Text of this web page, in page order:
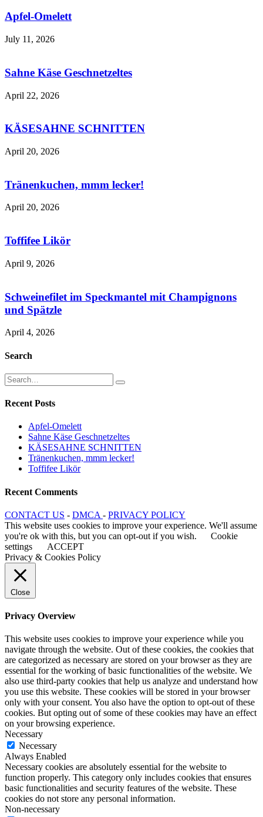
Apfel-Omelett
July 11, 2026
Sahne Käse Geschnetzeltes
April 22, 2026
KÄSESAHNE SCHNITTEN
April 20, 2026
Tränenkuchen, mmm lecker!
April 20, 2026
Toffifee Likör
April 9, 2026
Schweinefilet im Speckmantel mit Champignons
und Spätzle
April 4, 2026
Search
Recent Posts
Apfel-Omelett
Sahne Käse Geschnetzeltes
KÄSESAHNE SCHNITTEN
Tränenkuchen, mmm lecker!
Toffifee Likör
Recent Comments
CONTACT US - DMCA - PRIVACY POLICY
This website uses cookies to improve your experience. We'll assume
you're ok with this, but you can opt-out if you wish.
Cookie
settings
ACCEPT
Privacy & Cookies Policy
Close
Privacy Overview
This website uses cookies to improve your experience while you
navigate through the website. Out of these cookies, the cookies that
are categorized as necessary are stored on your browser as they are
essential for the working of basic functionalities of the website. We
also use third-party cookies that help us analyze and understand how
you use this website. These cookies will be stored in your browser
only with your consent. You also have the option to opt-out of these
cookies. But opting out of some of these cookies may have an effect
on your browsing experience.
Necessary
Necessary
Always Enabled
Necessary cookies are absolutely essential for the website to
function properly. This category only includes cookies that ensures
basic functionalities and security features of the website. These
cookies do not store any personal information.
Non-necessary